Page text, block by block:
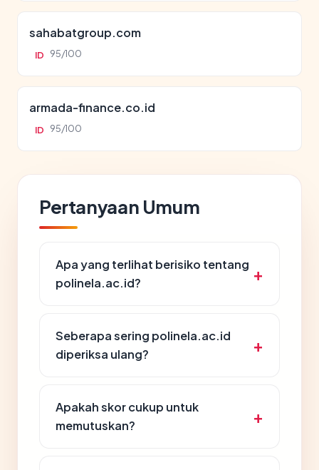
sahabatgroup.com
ID 95/100
armada-finance.co.id
ID 95/100
Pertanyaan Umum
Apa yang terlihat berisiko tentang
polinela.ac.id?
Seberapa sering polinela.ac.id
diperiksa ulang?
Apakah skor cukup untuk
memutuskan?